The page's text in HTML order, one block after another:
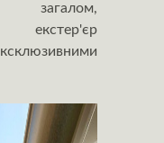
загалом,